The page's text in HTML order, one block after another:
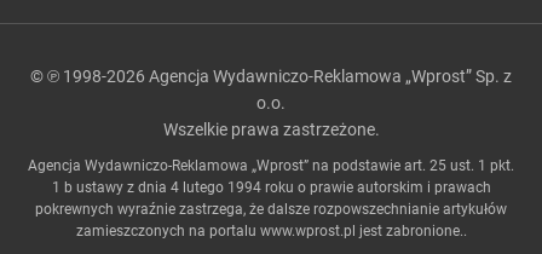
© ℗ 1998-2026 Agencja Wydawniczo-Reklamowa „Wprost” Sp. z
o.o.
Wszelkie prawa zastrzeżone.
Agencja Wydawniczo-Reklamowa „Wprost” na podstawie art. 25 ust. 1 pkt.
1 b ustawy z dnia 4 lutego 1994 roku o prawie autorskim i prawach
pokrewnych wyraźnie zastrzega, że dalsze rozpowszechnianie artykułów
zamieszczonych na portalu www.wprost.pl jest zabronione..